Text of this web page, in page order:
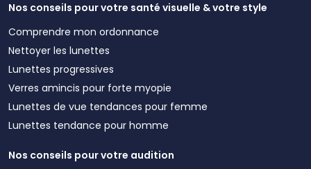
Nos conseils pour votre santé visuelle & votre style
Comprendre mon ordonnance
Nettoyer les lunettes
Lunettes progressives
Verres amincis pour forte myopie
Lunettes de vue tendances pour femme
Lunettes tendance pour homme
Nos conseils pour votre audition